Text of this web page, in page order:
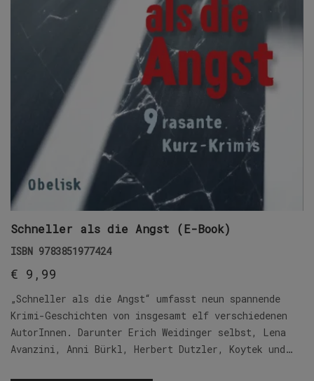
Schneller als die Angst (E-Book)
ISBN 9783851977424
€ 9,99
„Schneller als die Angst“ umfasst neun spannende
Krimi-Geschichten von insgesamt elf verschiedenen
AutorInnen. Darunter Erich Weidinger selbst, Lena
Avanzini, Anni Bürkl, Herbert Dutzler, Koytek und…